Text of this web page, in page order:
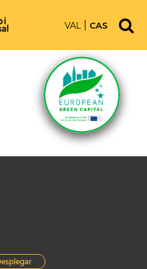
VAL CAS